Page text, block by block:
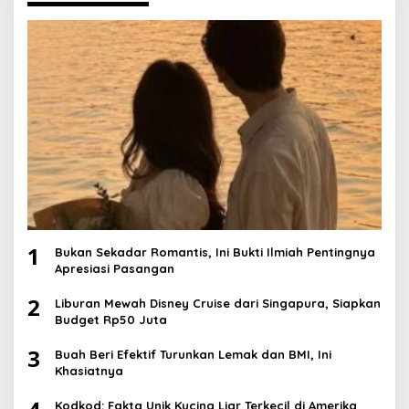
1
Bukan Sekadar Romantis, Ini Bukti Ilmiah Pentingnya
Apresiasi Pasangan
2
Liburan Mewah Disney Cruise dari Singapura, Siapkan
Budget Rp50 Juta
3
Buah Beri Efektif Turunkan Lemak dan BMI, Ini
Khasiatnya
Kodkod: Fakta Unik Kucing Liar Terkecil di Amerika